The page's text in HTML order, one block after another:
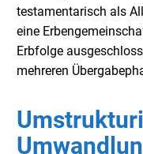
testamentarisch als
eine
Erbfolge
mehreren